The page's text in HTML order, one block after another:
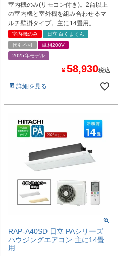
室内機のみ(リモコン付き)。2台以上
の室内機と室外機を組み合わせるマ
ルチ壁掛タイプ。主に14畳用。
室内機のみ
日立 白くまくん
代引不可
単相200V
2025年モデル
¥ 58,930税込
詳細を見る
RAP-A40SD 日立 PAシリーズ
ハウジングエアコン 主に14畳
用